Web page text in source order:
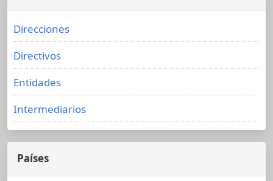
Direcciones
Directivos
Entidades
Intermediarios
Países